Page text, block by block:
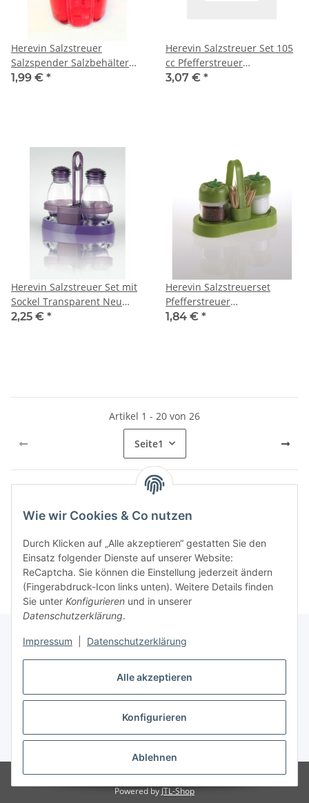
Alle akzeptieren
Konfigurieren
Ablehnen
Wie wir Cookies & Co nutzen
Durch Klicken auf „Alle akzeptieren“ gestatten Sie den
Einsatz folgender Dienste auf unserer Website:
ReCaptcha. Sie können die Einstellung jederzeit ändern
(Fingerabdruck-Icon links unten). Weitere Details finden
Sie unter Konfigurieren und in unserer
Datenschutzerklärung.
Impressum Datenschutzerklärung
Herevin Salzstreuer
Salzspender Salzbehälter
Pfefferstreuer
1,99 € *
Herevin Salzstreuer Set 105
cc Pfefferstreuer
Pfefferbehälter
3,07 € *
Herevin Salzstreuer Set mit
Sockel Transparent Neu
2x85cc Pfefferstreuer
2,25 € *
Herevin Salzstreuerset
Pfefferstreuer
Pfefferspender Salzspender
1,84 € *
Artikel 1 - 20 von 26
Seite1
Informationen
Hersteller
Rechtliches
Vertrag widerrufen
* Alle Preise inkl. gesetzlicher USt., zzgl.Versand
© Vision-Homecollection
Powered byJTL-Shop